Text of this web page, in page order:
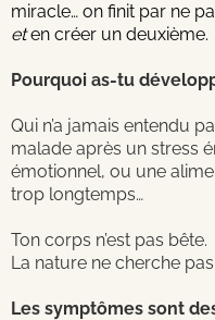
miracle… on finit par ne
eten créer un deuxième.
Pourquoi as-tu
Qui n’a jamais entendu
malade après un stress
émotionnel, ou une
trop longtemps…
Ton corps n’est pas bête.
La nature ne cherche
Les symptômes sont